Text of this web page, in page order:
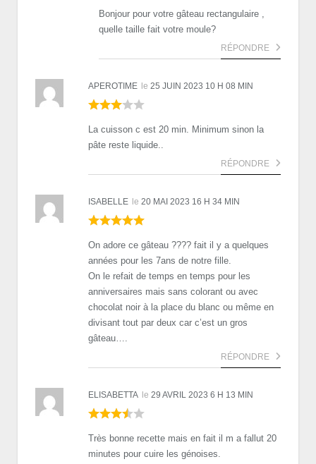
Bonjour pour votre gâteau rectangulaire ,
quelle taille fait votre moule?
RÉPONDRE
APEROTIME le 25 JUIN 2023 10 H 08 MIN
La cuisson c est 20 min. Minimum sinon la
pâte reste liquide..
RÉPONDRE
ISABELLE le 20 MAI 2023 16 H 34 MIN
On adore ce gâteau ???? fait il y a quelques
années pour les 7ans de notre fille.
On le refait de temps en temps pour les
anniversaires mais sans colorant ou avec
chocolat noir à la place du blanc ou même en
divisant tout par deux car c’est un gros
gâteau….
RÉPONDRE
ELISABETTA le 29 AVRIL 2023 6 H 13 MIN
Très bonne recette mais en fait il m a fallut 20
minutes pour cuire les génoises.